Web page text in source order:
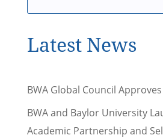
Latest News
BWA Global Council
BWA and Baylor University
Academic Partnership and